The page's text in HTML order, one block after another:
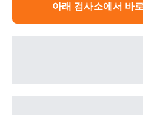
아래 검사소에서 바